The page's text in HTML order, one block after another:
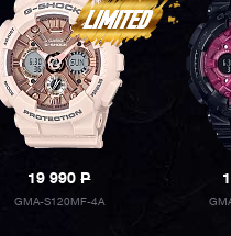
19 990P
GMA-S120MF-4A